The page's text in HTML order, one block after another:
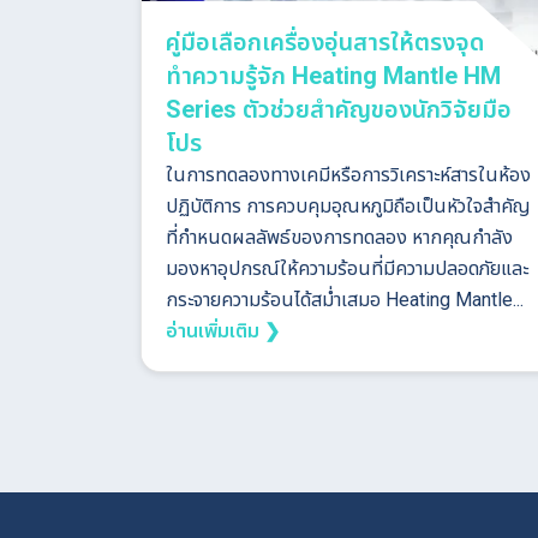
คู่มือเลือกเครื่องอุ่นสารให้ตรงจุด
ทำความรู้จัก Heating Mantle HM
Series ตัวช่วยสำคัญของนักวิจัยมือ
โปร
ในการทดลองทางเคมีหรือการวิเคราะห์สารในห้อง
ปฏิบัติการ การควบคุมอุณหภูมิถือเป็นหัวใจสำคัญ
ที่กำหนดผลลัพธ์ของการทดลอง หากคุณกำลัง
มองหาอุปกรณ์ให้ความร้อนที่มีความปลอดภัยและ
กระจายความร้อนได้สม่ำเสมอ Heating Mantle...
อ่านเพิ่มเติม ❯